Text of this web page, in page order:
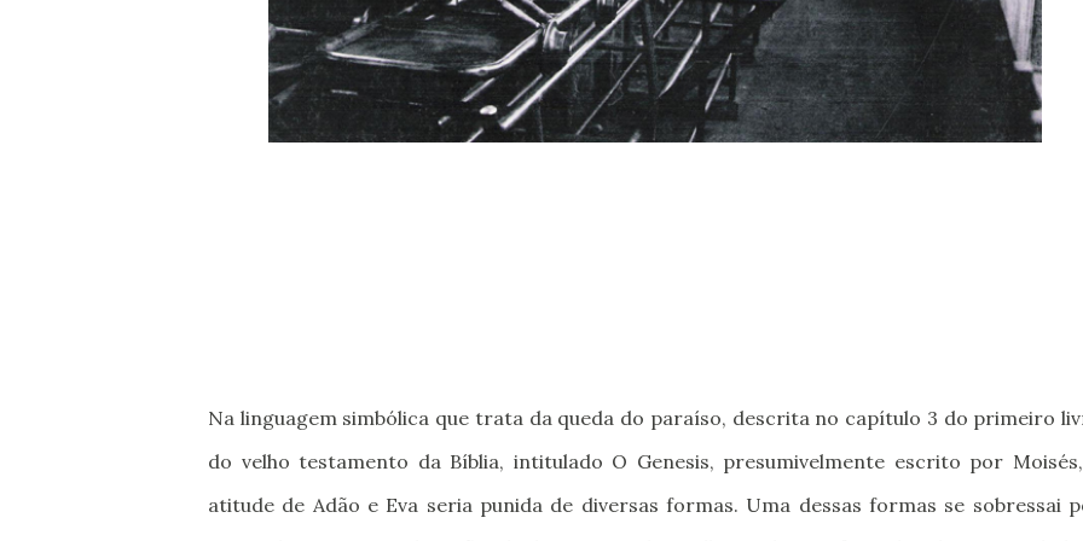
Na linguagem simbólica que trata da queda do paraíso, descrita no capítulo 3 do primeiro
do velho testamento da Bíblia, intitulado O Genesis, presumivelmente escrito por
atitude de Adão e Eva seria punida de diversas formas. Uma dessas formas se sobressai